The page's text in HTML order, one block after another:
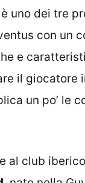
uno dei tre
con un
e
il giocatore
un po’ le
al club